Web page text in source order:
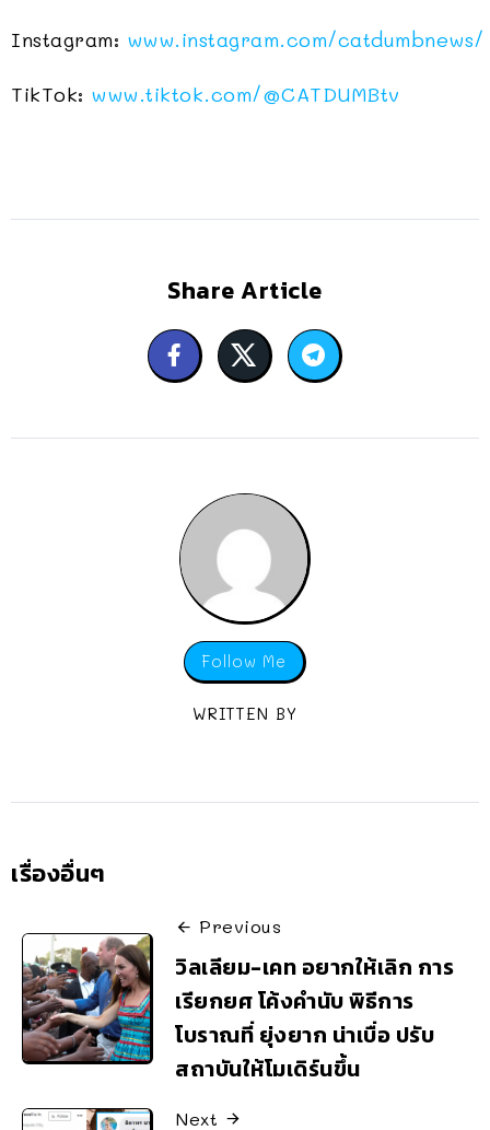
Instagram: www.instagram.com/catdumbnews/
TikTok: www.tiktok.com/@CATDUMBtv
Share Article
Follow Me
WRITTEN BY
เรื่องอื่นๆ
Previous
วิลเลียม-เคท อยากให้เลิก การ
เรียกยศ โค้งคำนับ พิธีการ
โบราณที่ ยุ่งยาก น่าเบื่อ ปรับ
สถาบันให้โมเดิร์นขึ้น
Next